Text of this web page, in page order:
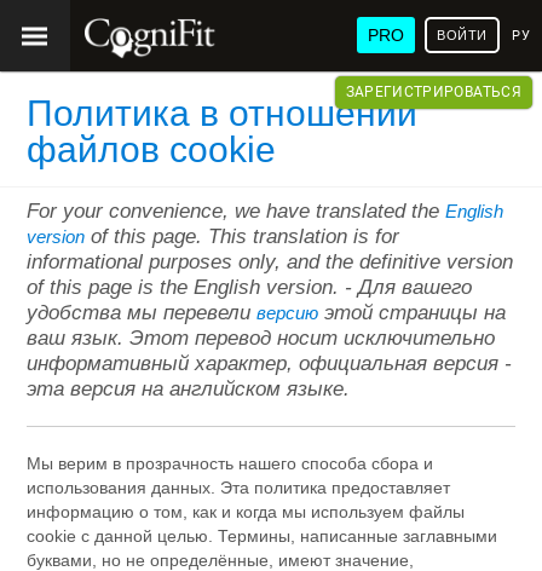
PRO ВОЙТИ
ЗАРЕГИСТРИРОВАТЬСЯ
Политика в отношении
файлов cookie
For your convenience, we have translated theEnglish
version of this page. This translation is for
informational purposes only, and the definitive version
of this page is the English version. - Для вашего
удобства мы перевеливерсию этой страницы на
ваш язык. Этот перевод носит исключительно
информативный характер, официальная версия -
эта версия на английском языке.
Мы верим в прозрачность нашего способа сбора и
использования данных. Эта политика предоставляет
информацию о том, как и когда мы используем файлы
cookie с данной целью. Термины, написанные заглавными
буквами, но не определённые, имеют значение,